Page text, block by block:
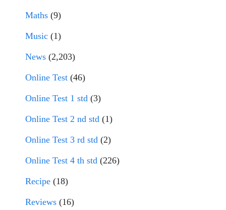
Maths (9)
Music (1)
News (2,203)
Online Test (46)
Online Test 1 std (3)
Online Test 2 nd std (1)
Online Test 3 rd std (2)
Online Test 4 th std (226)
Recipe (18)
Reviews (16)